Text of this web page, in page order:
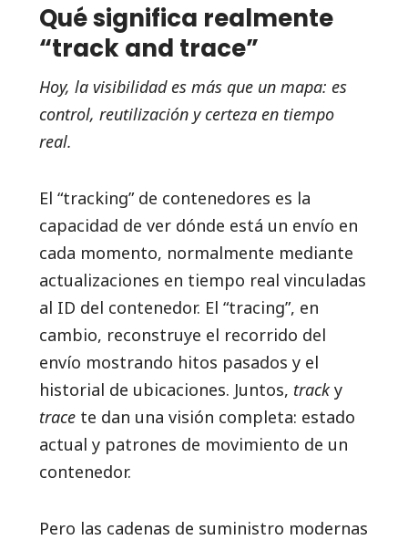
Qué significa realmente
“track and trace”
Hoy, la visibilidad es más que un mapa: es
control, reutilización y certeza en tiempo
real.
El “tracking” de contenedores es la
capacidad de ver dónde está un envío en
cada momento, normalmente mediante
actualizaciones en tiempo real vinculadas
al ID del contenedor. El “tracing”, en
cambio, reconstruye el recorrido del
envío mostrando hitos pasados y el
historial de ubicaciones. Juntos, tracky
tracete dan una visión completa: estado
actual y patrones de movimiento de un
contenedor.
Pero las cadenas de suministro modernas